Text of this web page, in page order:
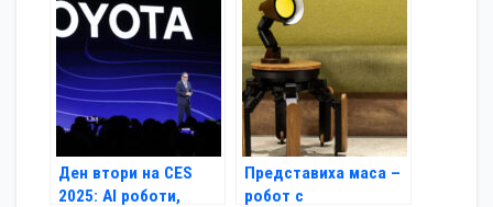
5G велосипед на
тазгодишния
Световния мобилен
конгрес
коли и умно червило
Ден втори на CES
2025: AI роботи,
Представиха маса –
робот с